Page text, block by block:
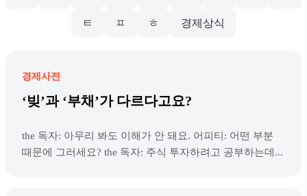
ㅌ ㅍ ㅎ 경제상식
경제사전
‘빚’과 ‘부채’가 다르다고요?
the 독자: 아무리 봐도 이해가 안 돼요. 어피티: 어떤 부분
때문에 그러세요? the 독자: 주식 투자하려고 공부하는데...